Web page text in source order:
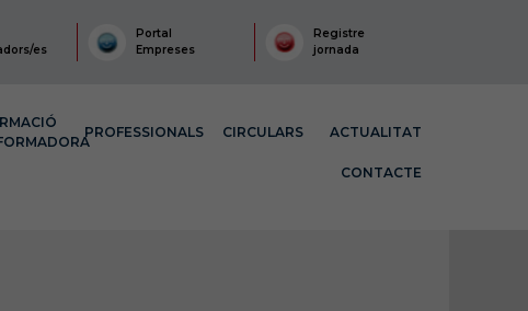
es
Portal
Empreses
Registre
jornada
PROFESSIONALS CIRCULARS ACTUALITAT
CONTACTE